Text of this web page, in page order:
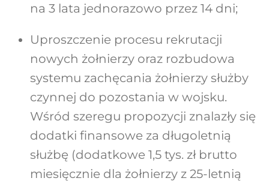
na 3 lata jednorazowo przez 14 dni;
Uproszczenie procesu rekrutacji
nowych żołnierzy oraz rozbudowa
systemu zachęcania żołnierzy służby
czynnej do pozostania w wojsku.
Wśród szeregu propozycji znalazły się
dodatki finansowe za długoletnią
służbę (dodatkowe 1,5 tys. zł brutto
miesięcznie dla żołnierzy z 25-letnią